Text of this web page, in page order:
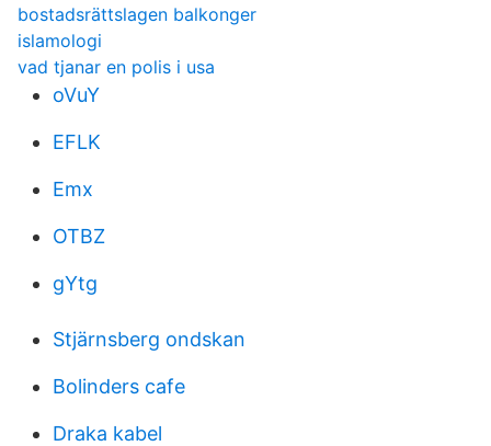
bostadsrättslagen balkonger
islamologi
vad tjanar en polis i usa
oVuY
EFLK
Emx
OTBZ
gYtg
Stjärnsberg ondskan
Bolinders cafe
Draka kabel